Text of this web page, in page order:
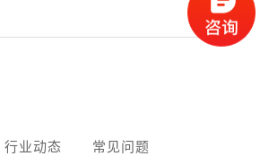
行业动态 常见问题